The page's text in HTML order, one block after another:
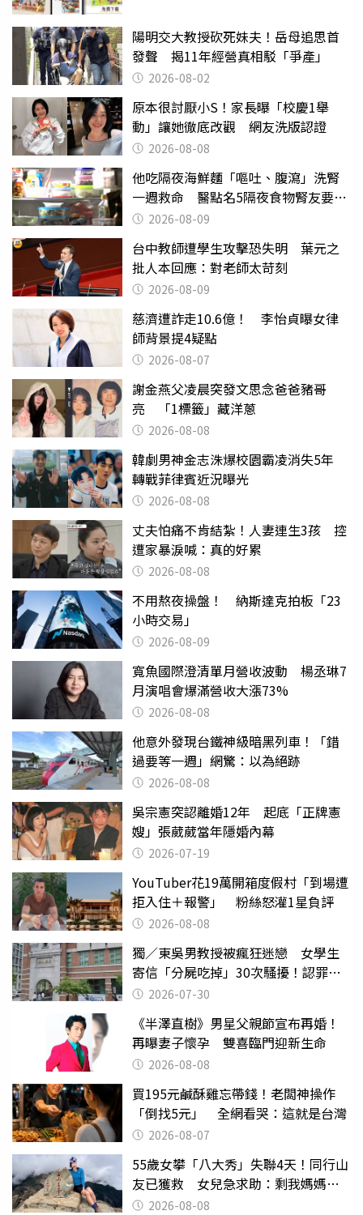
陽明交大教授砍死妹夫！岳母追思首
發聲 揭11年經營真相駁「爭產」
2026-08-02
原本很討厭小S！家長曝「校慶1舉
動」讓她徹底改觀 網友洗版認證
2026-08-08
他吃隔夜海鮮麵「嘔吐、腹瀉」洗腎
一週救命 醫點名5隔夜食物腎友要注
意 2026-08-09
台中教師遭學生攻擊恐失明 葉元之
批人本回應：對老師太苛刻
2026-08-09
慈濟遭詐走10.6億！ 李怡貞曝女律
師背景提4疑點
2026-08-07
謝金燕父凌晨突發文思念爸爸豬哥
亮 「1標籤」藏洋蔥
2026-08-08
韓劇男神金志洙爆校園霸凌消失5年
轉戰菲律賓近況曝光
2026-08-08
丈夫怕痛不肯結紮！人妻連生3孩 控
遭家暴淚喊：真的好累
2026-08-08
不用熬夜操盤！ 納斯達克拍板「23
小時交易」
2026-08-09
寬魚國際澄清單月營收波動 楊丞琳7
月演唱會爆滿營收大漲73%
2026-08-08
他意外發現台鐵神級暗黑列車！「錯
過要等一週」網驚：以為絕跡
2026-08-08
吳宗憲突認離婚12年 起底「正牌憲
嫂」張葳葳當年隱婚內幕
2026-07-19
YouTuber花19萬開箱度假村「到場遭
拒入住＋報警」 粉絲怒灌1星負評
2026-08-08
獨／東吳男教授被瘋狂迷戀 女學生
寄信「分屍吃掉」30次騷擾！認罪免
關 2026-07-30
《半澤直樹》男星父親節宣布再婚！
再曝妻子懷孕 雙喜臨門迎新生命
2026-08-08
買195元鹹酥雞忘帶錢！老闆神操作
「倒找5元」 全網看哭：這就是台灣
2026-08-07
55歲女攀「八大秀」失聯4天！同行山
友已獲救 女兒急求助：剩我媽媽還
沒找到
2026-08-08